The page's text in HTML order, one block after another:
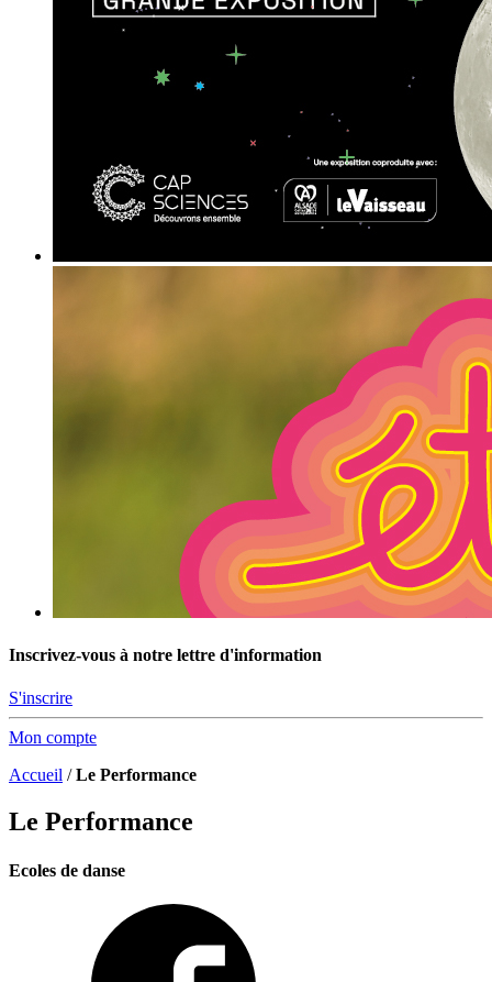
Inscrivez-vous à notre lettre d'information
S'inscrire
Mon compte
Accueil /Le Performance
Le Performance
Ecoles de danse